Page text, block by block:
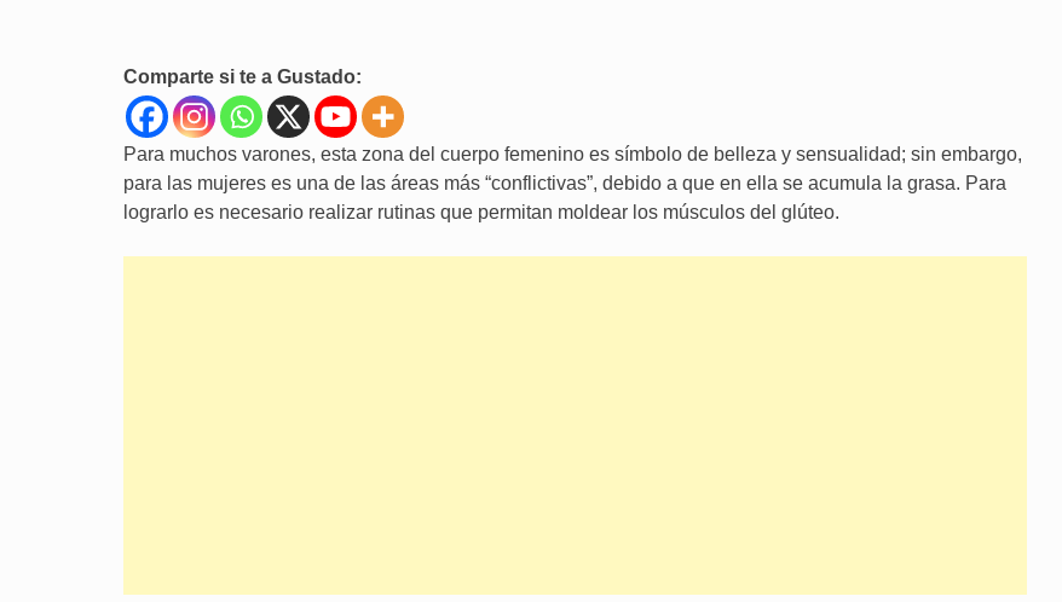
Comparte si te a Gustado:
Para muchos varones, esta zona del cuerpo femenino es símbolo de belleza y sensualidad; sin embargo,
para las mujeres es una de las áreas más “conflictivas”, debido a que en ella se acumula la grasa. Para
lograrlo es necesario realizar rutinas que permitan moldear los músculos del glúteo.